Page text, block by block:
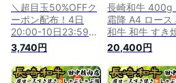
＼超目玉50%OFFク
ーポン配布！4日
20:00-10日23:59／
長崎和牛 A5 モモ ウ
デ すき焼き用 250g
黒毛和牛 和牛 しゃ
ぶしゃぶ用 すき焼き
3,740円
長崎和牛 400g
霜降 A4 ロース
和牛 和牛 すき
用 しゃぶしゃぶ
長崎県産 高級肉
御歳暮 国産 牛
降り すき焼き
20,400円